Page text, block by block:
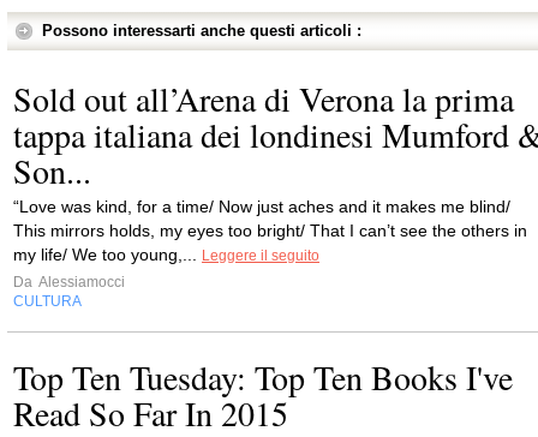
Possono interessarti anche questi articoli :
Sold out all’Arena di Verona la prima
tappa italiana dei londinesi Mumford
Son...
“Love was kind, for a time/ Now just aches and it makes me blind/
This mirrors holds, my eyes too bright/ That I can’t see the others in
my life/ We too young,...
Leggere il seguito
Da Alessiamocci
CULTURA
Top Ten Tuesday: Top Ten Books I've
Read So Far In 2015